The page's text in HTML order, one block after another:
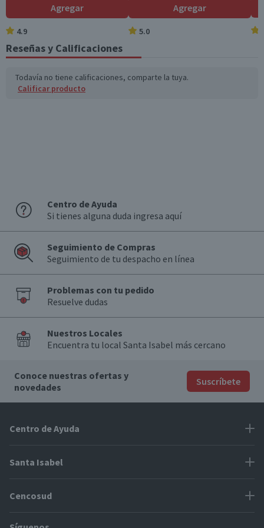
Garantía Proveedor
Válida hasta su fecha de caducidad
Agregar
4.9
Agregar
5.0
Reseñas y Calificaciones
Todavía no tiene calificaciones, comparte la tuya.
Calificar producto
Centro de Ayuda
Si tienes alguna duda ingresa aquí
Seguimiento de Compras
Seguimiento de tu despacho en línea
Problemas con tu pedido
Resuelve dudas
Nuestros Locales
Encuentra tu local Santa Isabel más cercano
Conoce nuestras ofertas y
novedades
Suscríbete
Centro de Ayuda
Problemas con tu pedido
Cómo modificar mis datos
Modos de entrega y cobertura
Santa Isabel
Proveedores
Cencosud